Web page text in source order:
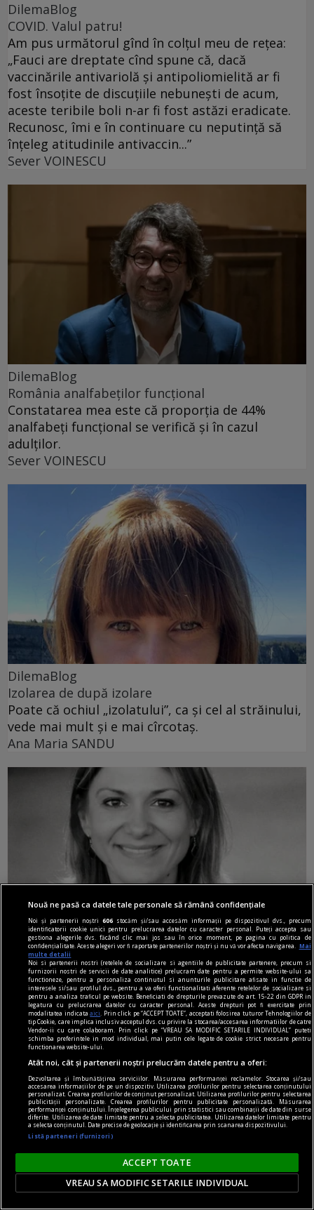
DilemaBlog
COVID. Valul patru!
Am pus următorul gînd în colțul meu de rețea:
„Fauci are dreptate cînd spune că, dacă
vaccinările antivariolă și antipoliomielită ar fi
fost însoțite de discuțiile nebunești de acum,
aceste teribile boli n-ar fi fost astăzi eradicate.
Recunosc, îmi e în continuare cu neputință să
înțeleg atitudinile antivaccin...”
Sever VOINESCU
DilemaBlog
România analfabeților funcțional
Constatarea mea este că proporția de 44%
analfabeți funcțional se verifică și în cazul
adulților.
Sever VOINESCU
DilemaBlog
Izolarea de după izolare
Poate că ochiul „izolatului”, ca și cel al străinului,
vede mai mult și e mai cîrcotaș.
Ana Maria SANDU
DilemaBlog
Filme în care am locuit
Am înțeles cît de adînc reacționăm la
familiaritate.
Anda DOCEA
Nouă ne pasă ca datele tale personale să rămână confidențiale
Noi și partenerii noștri606 stocăm și/sau accesăm informații pe dispozitivul dvs., precum
identificatorii cookie unici pentru prelucrarea datelor cu caracter personal. Puteți accepta sau
gestiona alegerile dvs. făcând clic mai jos sau în orice moment, pe pagina cu politica de
confidențialitate. Aceste alegeri vor fi raportate partenerilor noștri și nu vă vor afecta navigarea.
Mai
multe detalii
Noi si partenerii nostri (retelele de socializare si agentiile de publicitate partenere, precum si
furnizorii nostri de servicii de date analitice) prelucram date pentru a permite website-ului sa
functioneze, pentru a personaliza continutul si anunturile publicitare afisate in functie de
interesele si/sau profilul dvs., pentru a va oferi functionalitati aferente retelelor de socializare si
pentru a analiza traficul pe website. Beneficiati de drepturile prevazute de art. 15-22 din GDPR in
legatura cu prelucrarea datelor cu caracter personal. Aceste drepturi pot fi exercitate prin
modalitatea indicataaici
. Prin click pe “ACCEPT TOATE”, acceptati folosirea tuturor Tehnologiilor de
tip Cookie, care implica inclusiv acceptul dvs. cu privire la stocarea/accesarea informatiilor de catre
Vendor-ii cu care colaboram. Prin click pe “VREAU SA MODIFIC SETARILE INDIVIDUAL” puteti
schimba preferintele in mod individual, mai putin cele legate de cookie strict necesare pentru
functionarea website-ului.
Atât noi, cât și partenerii noștri prelucrăm datele pentru a oferi:
Dezvoltarea și îmbunătățirea serviciilor. Măsurarea performanței reclamelor. Stocarea și/sau
accesarea informațiilor de pe un dispozitiv. Utilizarea profilurilor pentru selectarea conținutului
personalizat. Crearea profilurilor de conținut personalizat. Utilizarea profilurilor pentru selectarea
publicității personalizate. Crearea profilurilor pentru publicitate personalizată. Măsurarea
performanței conținutului. Înțelegerea publicului prin statistici sau combinații de date din surse
diferite. Utilizarea de date limitate pentru a selecta publicitatea. Utilizarea datelor limitate pentru
a selecta conținutul. Date precise de geolocație și identificarea prin scanarea dispozitivului.
Listă parteneri (furnizori)
ACCEPT TOATE
VREAU SA MODIFIC SETARILE INDIVIDUAL